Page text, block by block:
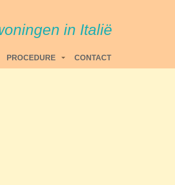
in Italië
PROCEDURE CONTACT